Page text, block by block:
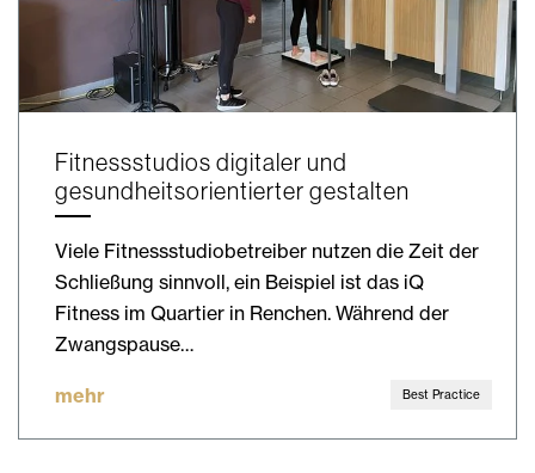
Fitnessstudios digitaler und
gesundheitsorientierter gestalten
Viele Fitnessstudiobetreiber nutzen die Zeit der
Schließung sinnvoll, ein Beispiel ist das iQ
Fitness im Quartier in Renchen. Während der
Zwangspause…
mehr Best Practice